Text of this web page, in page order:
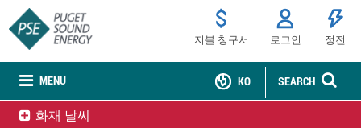
MENU
지불 청구서 로그인 정전
SEARCH
KO
화재 날씨